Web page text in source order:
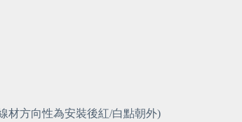
材方向性為安裝後紅/白點朝外)